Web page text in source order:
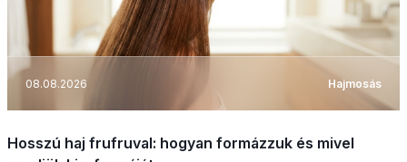
08.08.2026 Hajmosás
Hosszú haj frufruval: hogyan formázzuk és mivel